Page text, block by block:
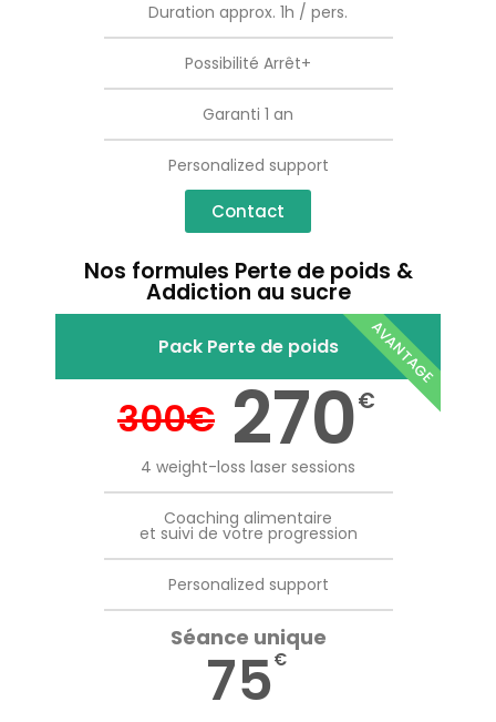
Duration approx. 1h / pers.
Possibilité Arrêt+
Garanti 1 an
Personalized support
Contact
Nos formules Perte de poids &
Addiction au sucre
Pack Perte de poids
300€ 270€
4 weight-loss laser sessions
Coaching alimentaire
et suivi de votre progression
Personalized support
Séance unique
75€
AVANTAGE